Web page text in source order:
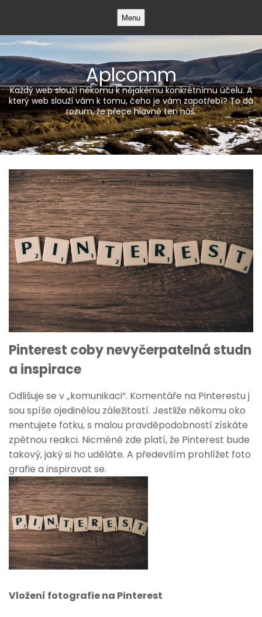
content
Menu
Aplcomm
Každý web slouží někomu k nějakému konkrétnímu účelu. A
který web slouží vám k tomu, čeho je vám zapotřebí? To dá
rozum, že přece hlavně ten náš.
Pinterest coby nevyčerpatelná studn
a inspirace
Odlišuje se v „komunikaci“. Komentáře na Pinterestu j
sou spíše ojedinělou záležitostí. Jestliže někomu oko
mentujete fotku, s malou pravděpodobností získáte
zpětnou reakci. Nicméně zde platí, že Pinterest bude
takový, jaký si ho uděláte. A především prohlížet foto
grafie a inspirovat se.
Vložení fotografie na Pinterest